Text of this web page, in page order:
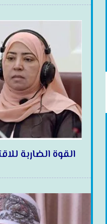
القوة الضاربة